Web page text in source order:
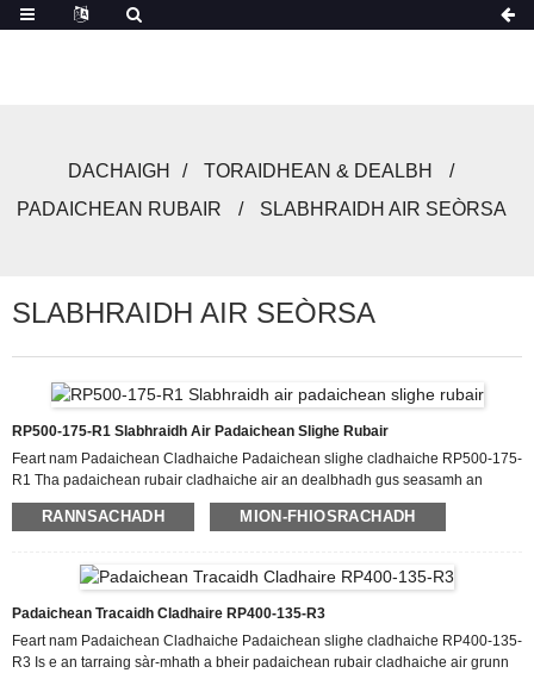
DACHAIGH
TORAIDHEAN & DEALBH
PADAICHEAN RUBAIR
SLABHRAIDH AIR SEÒRSA
SLABHRAIDH AIR SEÒRSA
RP500-175-R1 Slabhraidh Air Padaichean Slighe Rubair
Feart nam Padaichean Cladhaiche Padaichean slighe cladhaiche RP500-175-
R1 Tha padaichean rubair cladhaiche air an dealbhadh gus seasamh an
aghaidh suidheachaidhean obrach anabarrach, gan dèanamh nan roghainn
earbsach airson obrachaidhean togail is mèinnearachd. Eu-coltach ri
an dèanamh le rubair àrd-inbhe a’ tabhann strì nas fheàrr an aghaidh
sgrìobadh, a’ lughdachadh caitheamh is deòir eadhon ann an talamh
creagach no neo-chothromach. Tha na pàirtean padaichean rubair seo de
RANNSACHADH MION-FHIOSRACHADH
Padaichean Tracaidh Cladhaire RP400-135-R3
Feart nam Padaichean Cladhaiche Padaichean slighe cladhaiche RP400-135-
R3 Is e an tarraing sàr-mhath a bheir padaichean rubair cladhaiche air grunn